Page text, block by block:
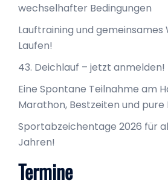
wechselhafter Bedingungen
Lauftraining und gemeinsames
Laufen!
43. Deichlauf – jetzt anmelden!
Eine Spontane Teilnahme am
Marathon, Bestzeiten und pure
Sportabzeichentage 2026 für
Jahren!
Termine